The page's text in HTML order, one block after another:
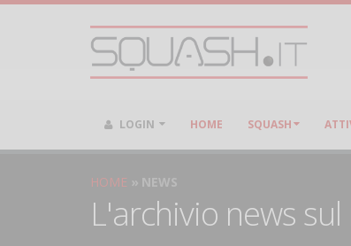
LOGIN HOME SQUASH
HOME NEWS
L'archivio news